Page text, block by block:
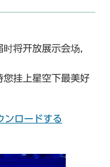
将开放展示会场，
您挂上星空下最美好
ンロードする